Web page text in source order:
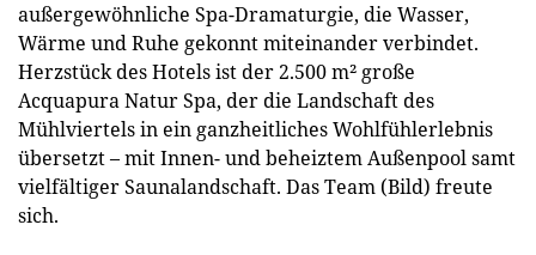
außergewöhnliche Spa-Dramaturgie, die Wasser,
Wärme und Ruhe gekonnt miteinander verbindet.
Herzstück des Hotels ist der 2.500 m² große
Acquapura Natur Spa, der die Landschaft des
Mühlviertels in ein ganzheitliches Wohlfühlerlebnis
übersetzt – mit Innen- und beheiztem Außenpool samt
vielfältiger Saunalandschaft. Das Team (Bild) freute
sich.